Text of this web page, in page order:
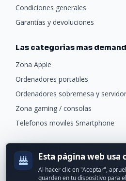
Condiciones generales
Garantías y devoluciones
Las categorias mas
Zona Apple
Ordenadores portatiles
Ordenadores sobremesa y
Zona gaming / consolas
Telefonos moviles Smartphone
Recibe ofertas exclusivas y
Esta página web usa
Al hacer clic en "Aceptar",
guarden en tu dispositivo para